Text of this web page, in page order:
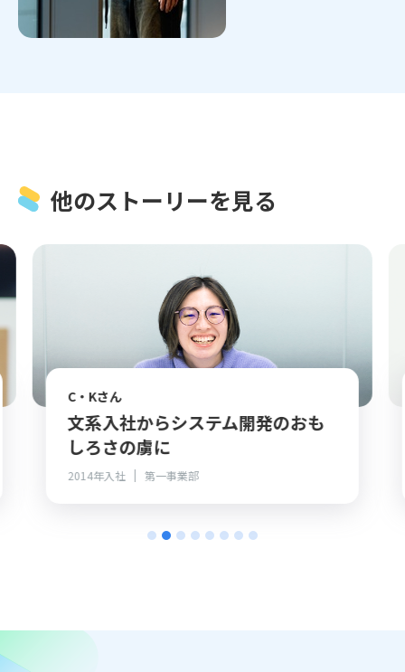
他のストーリーを見る
C・Kさん
文系入社からシステム開発のおも
しろさの虜に
2014年入社 第一事業部